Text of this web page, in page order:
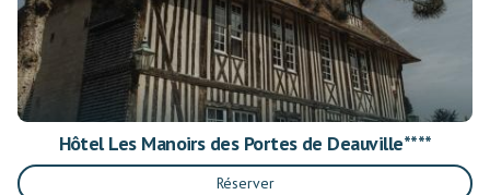
Hôtel Les Manoirs des Portes de Deauville****
Réserver